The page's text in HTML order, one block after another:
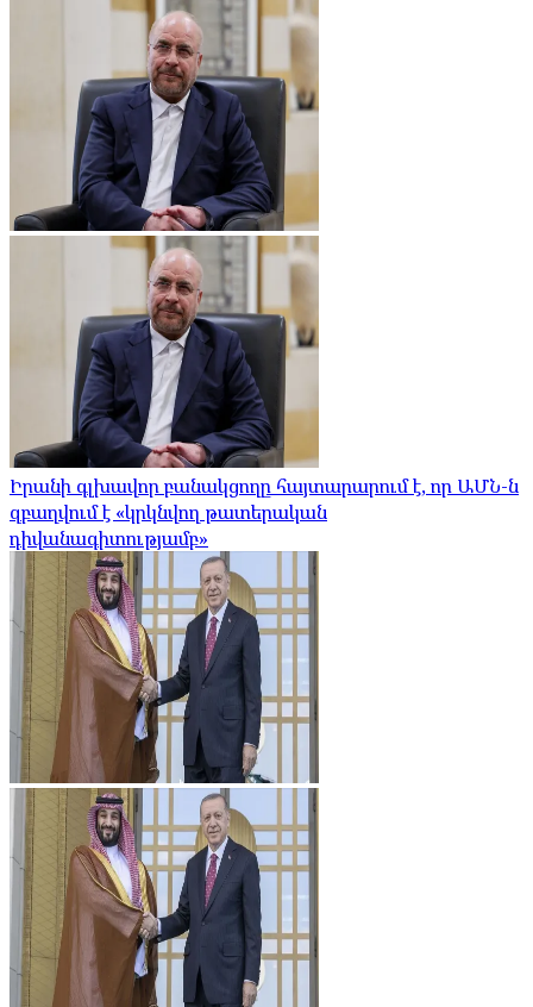
Իրանի գլխավոր բանակցողը հայտարարում է, որ ԱՄՆ-ն
զբաղվում է «կրկնվող թատերական
դիվանագիտությամբ»